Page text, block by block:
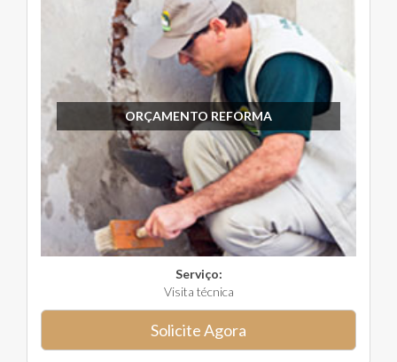
ORÇAMENTO REFORMA
Serviço:
Visita técnica
Solicite Agora